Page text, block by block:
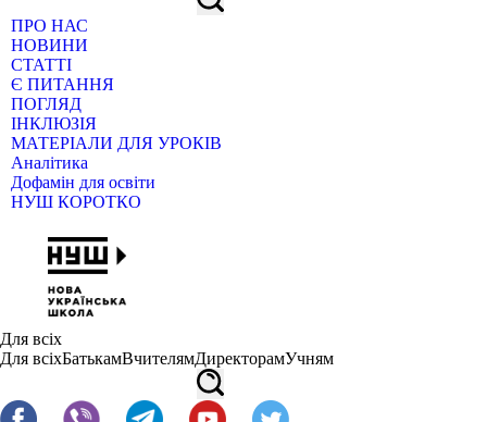
ПРО НАС
НОВИНИ
СТАТТІ
Є ПИТАННЯ
ПОГЛЯД
ІНКЛЮЗІЯ
МАТЕРІАЛИ ДЛЯ УРОКІВ
Аналітика
Дофамін для освіти
НУШ КОРОТКО
Для всіх
Для всіхБатькамВчителямДиректорамУчням